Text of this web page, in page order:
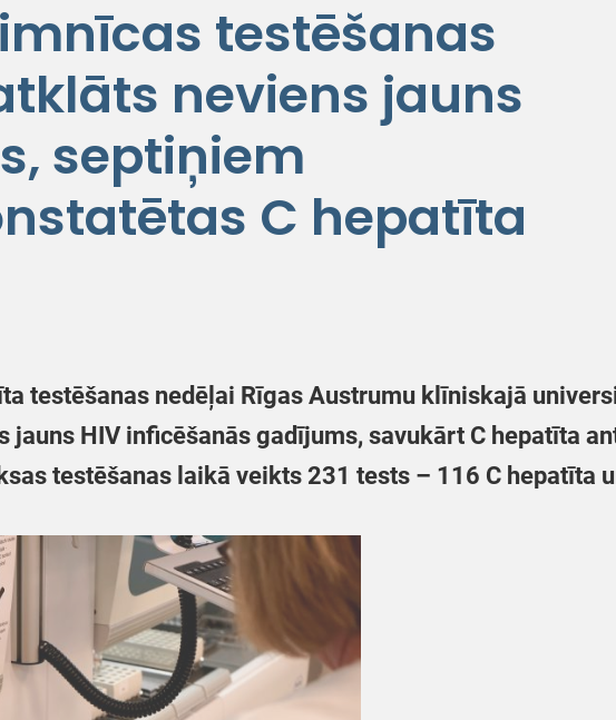
testēšanas
neviens jauns
septiņiem
C hepatīta
testēšanas nedēļai Rīgas Austrumu klīniskajā
jauns HIV inficēšanās gadījums, savukārt C hepatīta
testēšanas laikā veikts 231 tests – 116 C hepatīta